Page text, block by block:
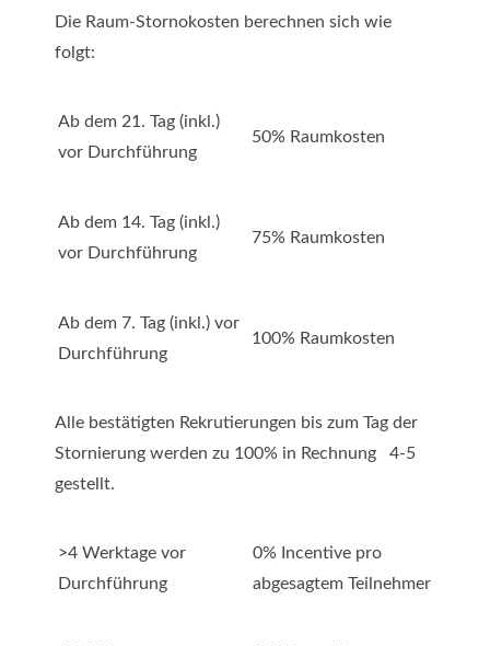
Die Raum-Stornokosten berechnen sich wie
folgt:
Ab dem 21. Tag (inkl.)
vor Durchführung
50% Raumkosten
Ab dem 14. Tag (inkl.)
vor Durchführung
75% Raumkosten
Ab dem 7. Tag (inkl.) vor
Durchführung
100% Raumkosten
Alle bestätigten Rekrutierungen bis zum Tag der
Stornierung werden zu 100% in Rechnung 4-5
gestellt.
>4 Werktage vor
Durchführung
0% Incentive pro
abgesagtem Teilnehmer